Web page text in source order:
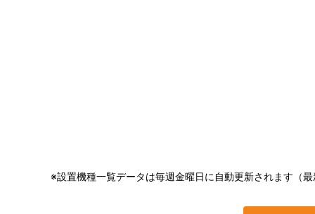
※設置機種一覧データは毎週金曜日に自動更新されます（